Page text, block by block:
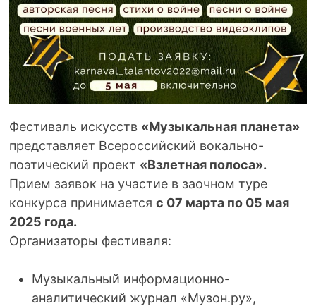
Фестиваль искусств «Музыкальная планета»
представляет Всероссийский вокально-
поэтический проект «Взлетная полоса».
Прием заявок на участие в заочном туре
конкурса принимается с 07 марта по 05 мая
2025 года.
Организаторы фестиваля:
Музыкальный информационно-
аналитический журнал «Музон.ру»,